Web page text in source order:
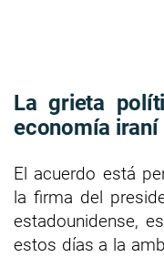
La grieta
economía iraní
El acuerdo está
la firma del
estadounidense,
estos días a la